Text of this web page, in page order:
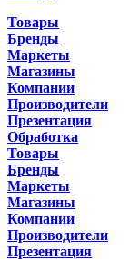
Товары
Бренды
Маркеты
Магазины
Компании
Производители
Презентация
Обработка
Товары
Бренды
Маркеты
Магазины
Компании
Производители
Презентация